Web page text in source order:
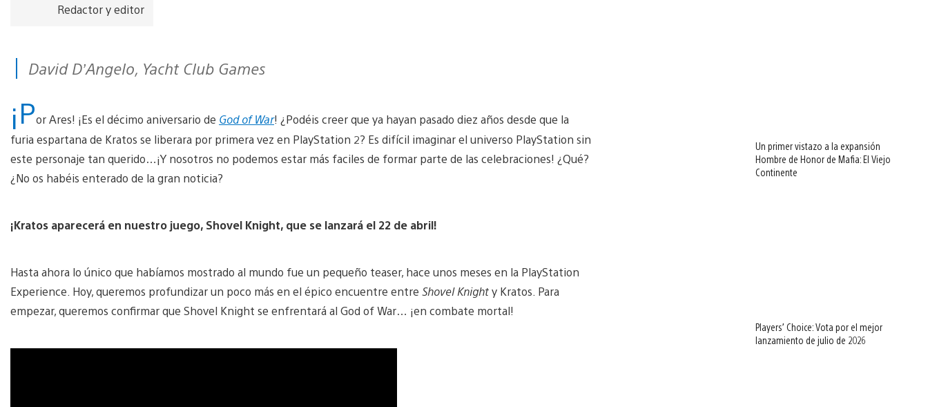
Redactor y editor
David D’Angelo, Yacht Club Games
¡Por Ares! ¡Es el décimo aniversario de God of War! ¿Podéis creer que ya hayan pasado diez años desde que la
furia espartana de Kratos se liberara por primera vez en PlayStation 2? Es difícil imaginar el universo PlayStation sin
este personaje tan querido…¡Y nosotros no podemos estar más faciles de formar parte de las celebraciones! ¿Qué?
¿No os habéis enterado de la gran noticia?
¡Kratos aparecerá en nuestro juego, Shovel Knight, que se lanzará el 22 de abril!
Hasta ahora lo único que habíamos mostrado al mundo fue un pequeño teaser, hace unos meses en la PlayStation
Experience. Hoy, queremos profundizar un poco más en el épico encuentre entre Shovel Knighty Kratos. Para
empezar, queremos confirmar que Shovel Knight se enfrentará al God of War… ¡en combate mortal!
Un primer vistazo a la expansión
Hombre de Honor de Mafia: El Viejo
Continente
Players’ Choice: Vota por el mejor
lanzamiento de julio de 2026